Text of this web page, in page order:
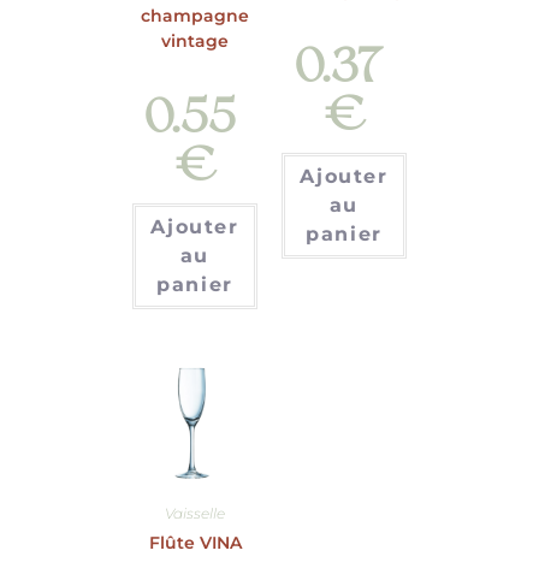
champagne
vintage
0.55
€
Ajouter
au
panier
0.37
€
Ajouter
au
panier
Vaisselle
Flûte VINA